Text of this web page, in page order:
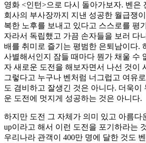
영화 <인턴>으로 다시 돌아가보자. 벤은
회사의 부사장까지 지낸 성공한 월급쟁
복한 노후를 보내고 있다고 스스로를 평
자라서 독립했고 가끔 손자들을 보러 다
배를 취미로 즐기는 평범한 은퇴남이다.
사별해서인지 잠들 때마다 뭔가 채울 수
자 새로운 도전을 해보자면서 나선 것이
그렇다고 누구나 벤처럼 너그럽고 여유
도 겸비하고 잘생긴 것은 아니다. 더욱이
운 도전에 멋지게 성공하는 것은 아니다.
하지만 도전 그 자체가 의미 있고 아름다
up이라고 해서 이런 도전을 포기하라는
우리나라 관객이 400만 명에 달한 것도